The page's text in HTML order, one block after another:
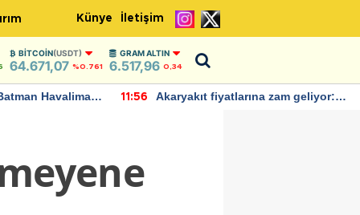
Künye İletişim
BITCOIN(USDT)
64.671,07 %0.761
GRAM ALTIN
6.517,96 0,34
Havalimanı
11:56
Akaryakıt fiyatlarına zam geliyor: